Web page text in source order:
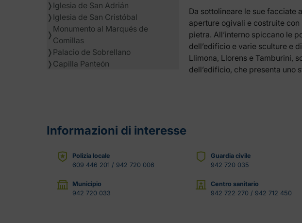
❭ Iglesia de San Adrián
❭ Iglesia de San Cristóbal
❭
Monumento al Marqués de
Comillas
❭ Palacio de Sobrellano
❭ Capilla Panteón
Da sottolineare le sue facciate
aperture ogivali e costruite
pietra. All’interno spiccano le
dell’edificio e varie sculture e
Llimona, Llorens e Tamburini,
dell’edificio, che presenta uno
Informazioni di interesse
Polizia locale
609 446 201 / 942 720 006
Guardia civile
942 720 035
Municipio
942 720 033
Centro sanitario
942 722 270 / 942 712 450